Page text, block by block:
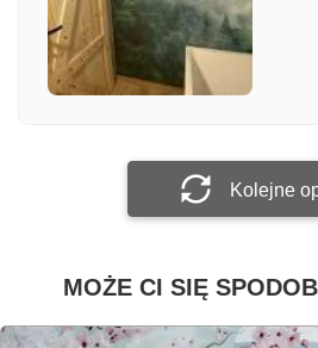
Załącz zdjęcie
Kolejne
MOŻE CI SIĘ